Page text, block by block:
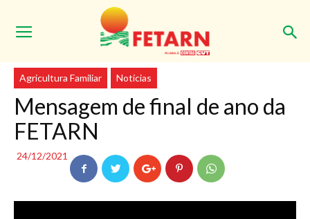
Agricultura Familiar Notícias
Mensagem de final de ano da
FETARN
24/12/2021